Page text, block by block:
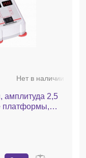
Нет в наличии
амплитуда 2,5
платформы,